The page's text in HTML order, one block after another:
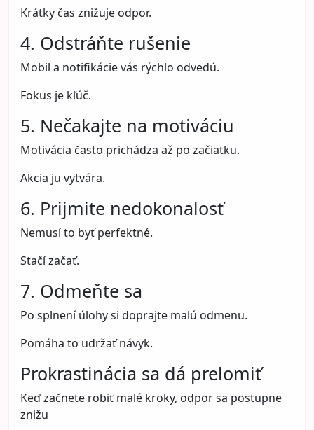
Krátky čas znižuje odpor.
4. Odstráňte rušenie
Mobil a notifikácie vás rýchlo odvedú.
Fokus je kľúč.
5. Nečakajte na motiváciu
Motivácia často prichádza až po začiatku.
Akcia ju vytvára.
6. Prijmite nedokonalosť
Nemusí to byť perfektné.
Stačí začať.
7. Odmeňte sa
Po splnení úlohy si doprajte malú odmenu.
Pomáha to udržať návyk.
Prokrastinácia sa dá prelomiť
Keď začnete robiť malé kroky, odpor sa postupne
znižu